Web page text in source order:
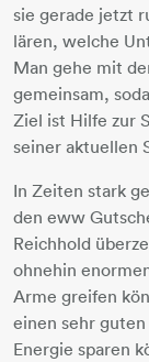
sie gerade jetzt
lären, welche
Man gehe mit
gemeinsam,
Ziel ist Hilfe zur
seiner aktuellen
In Zeiten stark
den eww
Reichhold
ohnehin
Arme greifen
einen sehr
Energie sparen